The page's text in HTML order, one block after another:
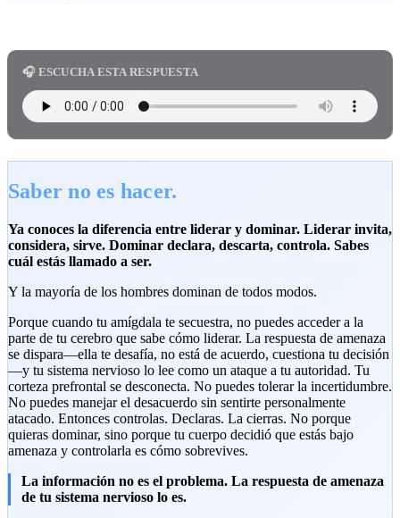
🎧 ESCUCHA ESTA RESPUESTA
Saber no es hacer.
Ya conoces la diferencia entre liderar y dominar. Liderar invita,
considera, sirve. Dominar declara, descarta, controla. Sabes
cuál estás llamado a ser.
Y la mayoría de los hombres dominan de todos modos.
Porque cuando tu amígdala te secuestra, no puedes acceder a la
parte de tu cerebro que sabe cómo liderar. La respuesta de amenaza
se dispara—ella te desafía, no está de acuerdo, cuestiona tu decisión
—y tu sistema nervioso lo lee como un ataque a tu autoridad. Tu
corteza prefrontal se desconecta. No puedes tolerar la incertidumbre.
No puedes manejar el desacuerdo sin sentirte personalmente
atacado. Entonces controlas. Declaras. La cierras. No porque
quieras dominar, sino porque tu cuerpo decidió que estás bajo
amenaza y controlarla es cómo sobrevives.
La información no es el problema. La respuesta de amenaza
de tu sistema nervioso lo es.